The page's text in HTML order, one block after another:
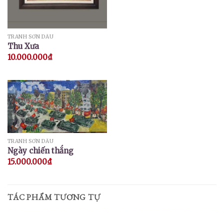
TRANH SƠN DẦU
Thu Xưa
10.000.000₫
TRANH SƠN DẦU
Ngày chiến thắng
15.000.000₫
TÁC PHẨM TƯƠNG TỰ